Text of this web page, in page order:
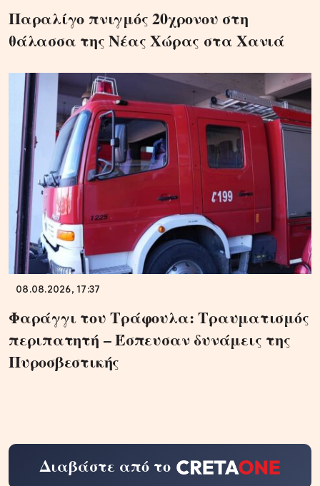
Παραλίγο πνιγμός 20χρονου στη
θάλασσα της Νέας Χώρας στα Χανιά
08.08.2026, 17:37
Φαράγγι του Τράφουλα: Τραυματισμός
περιπατητή – Έσπευσαν δυνάμεις της
Πυροσβεστικής
Διαβάστε από το